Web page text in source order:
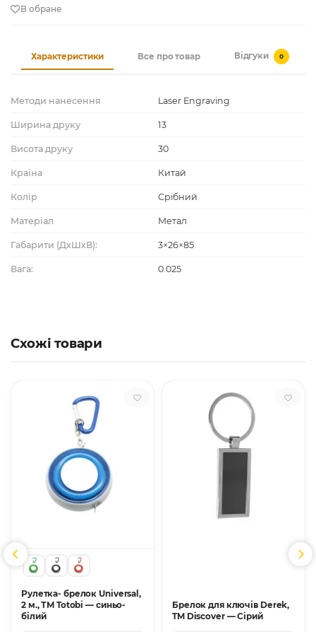
В обране
Характеристики Все про товар Відгуки 0
Методи нанесення Laser Engraving
Ширина друку 13
Висота друку 30
Країна Китай
Колір Срібний
Матеріал Метал
Габарити (ДхШхВ): 3×26×85
Вага: 0.025
Схожі товари
Рулетка- брелок Universal,
2 м., ТМ Totobi — синьо-
білий
Брелок для ключів Derek,
TM Discover — Сірий